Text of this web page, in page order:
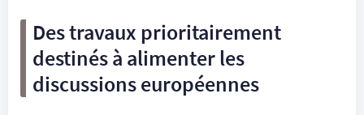
Des travaux prioritairement
destinés à alimenter les
discussions européennes